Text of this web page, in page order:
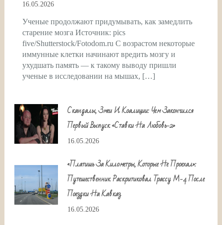
16.05.2026
Ученые продолжают придумывать, как замедлить
старение мозга Источник: pics
five/Shutterstock/Fotodom.ru С возрастом некоторые
иммунные клетки начинают вредить мозгу и
ухудшать память — к такому выводу пришли
ученые в исследовании на мышах, […]
Скандалы, Змеи И Коалиции: Чем Закончился
Первый Выпуск «Ставки На Любовь-2»
16.05.2026
«Платишь За Километры, Которые Не Проехал»:
Путешественник Раскритиковал Трассу М-4 После
Поездки На Кавказ
16.05.2026